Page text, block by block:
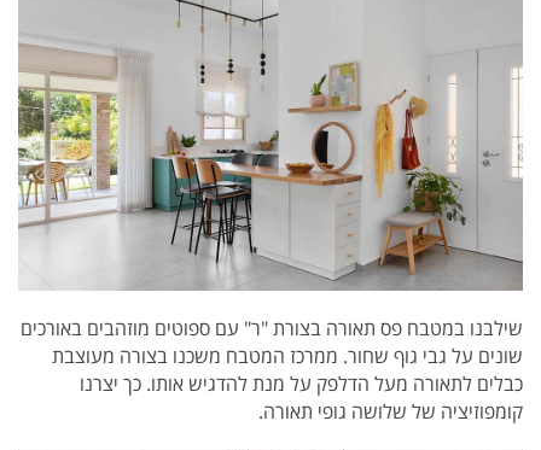
שילבנו במטבח פס תאורה בצורת "ר" עם ספוטים מוזהבים באורכים
שונים על גבי גוף שחור. ממרכז המטבח משכנו בצורה מעוצבת
כבלים לתאורה מעל הדלפק על מנת להדגיש אותו. כך יצרנו
קומפוזיציה של שלושה גופי תאורה.